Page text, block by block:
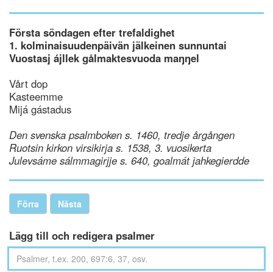
Första söndagen efter trefaldighet
1. kolminaisuudenpäivän jälkeinen sunnuntai
Vuostasj ájllek gålmaktesvuoda maŋŋel
Vårt dop
Kasteemme
Mijá gástadus
Den svenska psalmboken s. 1460, tredje årgången
Ruotsin kirkon virsikirja s. 1538, 3. vuosikerta
Julevsáme sálmmagirjje s. 640, goalmát jahkegierdde
Förra Nästa
Lägg till och redigera psalmer